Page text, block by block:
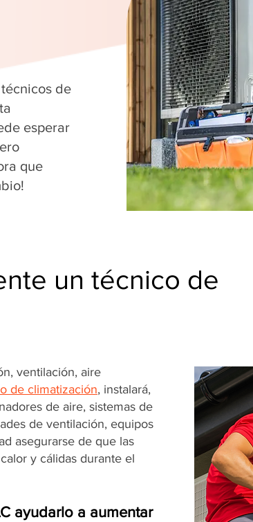
de
esperar
que
un técnico de
ventilación, aire
de climatización, instalará,
de aire, sistemas de
de ventilación, equipos
asegurarse de que las
y cálidas durante el
ayudarlo a aumentar